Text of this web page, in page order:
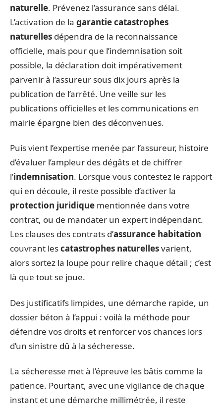
naturelle. Prévenez l’assurance sans délai.
L’activation de la garantie catastrophes
naturelles dépendra de la reconnaissance
officielle, mais pour que l’indemnisation soit
possible, la déclaration doit impérativement
parvenir à l’assureur sous dix jours après la
publication de l’arrêté. Une veille sur les
publications officielles et les communications en
mairie épargne bien des déconvenues.
Puis vient l’expertise menée par l’assureur, histoire
d’évaluer l’ampleur des dégâts et de chiffrer
l’indemnisation. Lorsque vous contestez le rapport
qui en découle, il reste possible d’activer la
protection juridique mentionnée dans votre
contrat, ou de mandater un expert indépendant.
Les clauses des contrats d’assurance habitation
couvrant lescatastrophes naturellesvarient,
alors sortez la loupe pour relire chaque détail ; c’est
là que tout se joue.
Des justificatifs limpides, une démarche rapide, un
dossier béton à l’appui : voilà la méthode pour
défendre vos droits et renforcer vos chances lors
d’un sinistre dû à la sécheresse.
La sécheresse met à l’épreuve les bâtis comme la
patience. Pourtant, avec une vigilance de chaque
instant et une démarche millimétrée, il reste